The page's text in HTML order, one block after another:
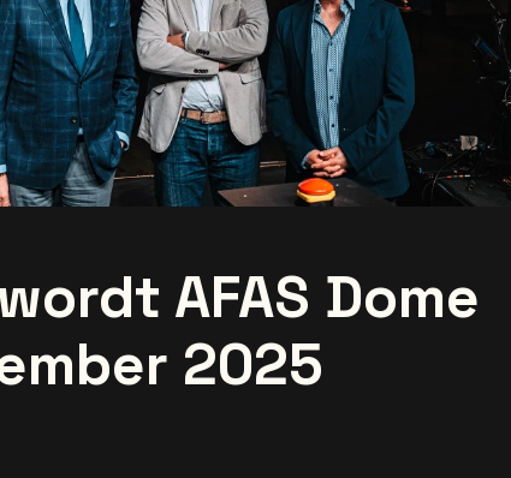
AFAS Dome
2025